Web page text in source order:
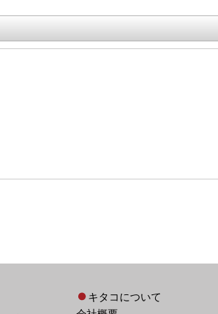
キタコについて